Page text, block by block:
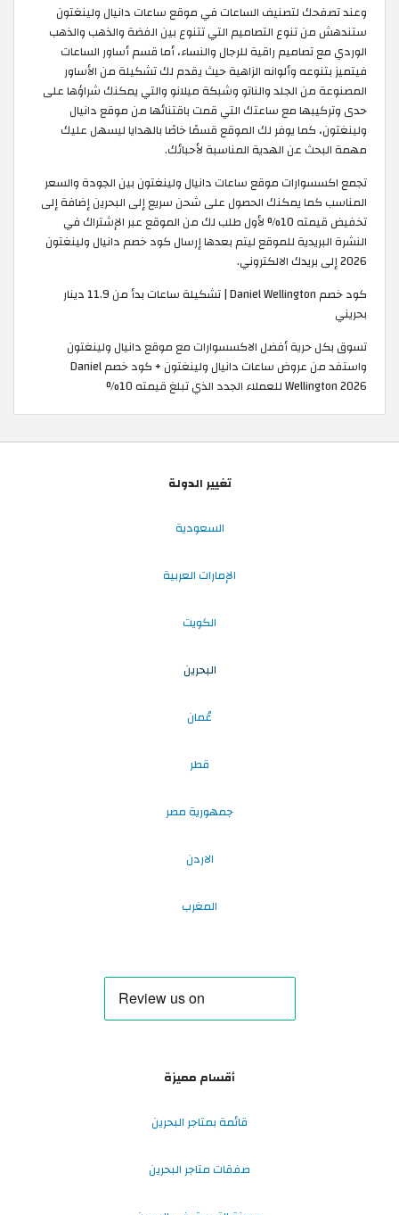
وعند تصفحك لتصنيف الساعات في موقع ساعات دانيال ولينغتون
ستندهش من تنوع التصاميم التي تتنوع بين الفضة والذهب والذهب
الوردي مع تصاميم راقية للرجال والنساء، أما قسم أساور الساعات
فيتميز بتنوعه وألوانه الزاهية حيث يقدم لك تشكيلة من الأساور
المصنوعة من الجلد والناتو وشبكة ميلانو والتي يمكنك شراؤها على
حدى وتركيبها مع ساعتك التي قمت باقتنائها من موقع دانيال
ولينغتون، كما يوفر لك الموقع قسمًا خاصًا بالهدايا ليسهل عليك
مهمة البحث عن الهدية المناسبة لأحبائك.
تجمع اكسسوارات موقع ساعات دانيال ولينغتون بين الجودة والسعر
المناسب كما يمكنك الحصول على شحن سريع إلى البحرين إضافة إلى
تخفيض قيمته 10% لأول طلب لك من الموقع عبر الإشتراك في
النشرة البريدية للموقع ليتم بعدها إرسال كود خصم دانيال ولينغتون
2026 إلى بريدك الالكتروني.
كود خصم Daniel Wellington | تشكيلة ساعات بدأ من 11.9 دينار
بحريني
تسوق بكل حرية أفضل الاكسسوارات مع موقع دانيال ولينغتون
واستفد من عروض ساعات دانيال ولينغتون + كود خصم Daniel
Wellington 2026 للعملاء الجدد الذي تبلغ قيمته 10%
تغيير الدولة
السعودية
الإمارات العربية
الكويت
البحرين
عُمان
قطر
جمهورية مصر
الاردن
المغرب
أقسام مميزة
قائمة بمتاجر البحرين
صفقات متاجر البحرين